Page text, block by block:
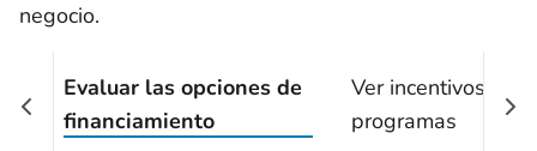
negocio.
Evaluar las opciones de
financiamiento
Ver incentivos y
programas